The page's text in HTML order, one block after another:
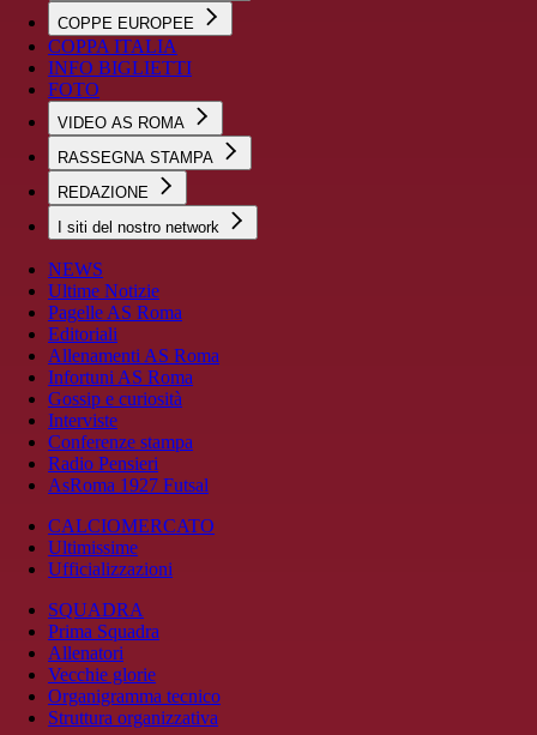
COPPE EUROPEE
COPPA ITALIA
INFO BIGLIETTI
FOTO
VIDEO AS ROMA
RASSEGNA STAMPA
REDAZIONE
I siti del nostro network
NEWS
Ultime Notizie
Pagelle AS Roma
Editoriali
Allenamenti AS Roma
Infortuni AS Roma
Gossip e curiosità
Interviste
Conferenze stampa
Radio Pensieri
AsRoma 1927 Futsal
CALCIOMERCATO
Ultimissime
Ufficializzazioni
SQUADRA
Prima Squadra
Allenatori
Vecchie glorie
Organigramma tecnico
Struttura organizzativa